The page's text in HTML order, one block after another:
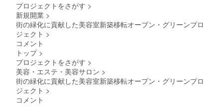
外線な
どの外
ること
でツヤ
メント
は死海
ローチ
し健や
プロジェクトをさがす >
新規開業 >
街の緑化に貢献した美容室新築移転オープン・グリーンプロ
ジェクト >
コメント
トップ >
プロジェクトをさがす >
美容・エステ・美容サロン >
街の緑化に貢献した美容室新築移転オープン・グリーンプロ
ジェクト >
コメント